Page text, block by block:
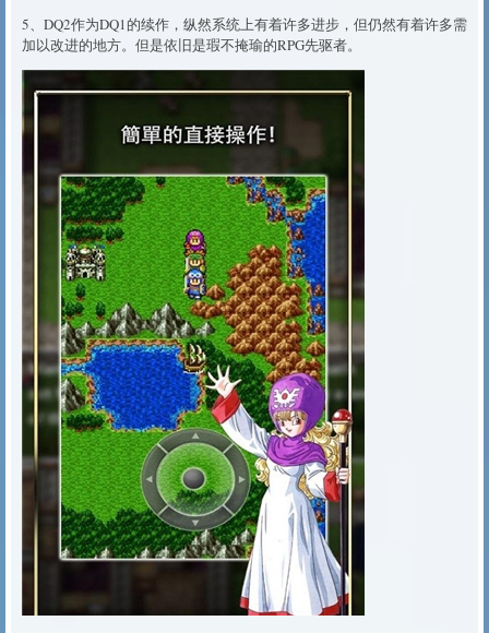
5、DQ2作为DQ1的续作，纵然系统上有着许多进步，但仍然有着许多需
加以改进的地方。但是依旧是瑕不掩瑜的RPG先驱者。